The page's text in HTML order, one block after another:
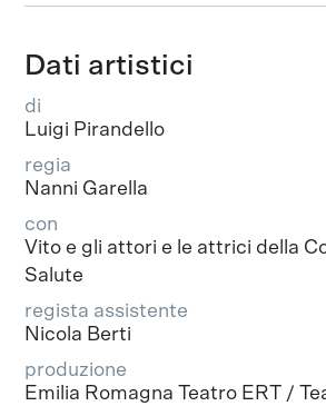
Dati artistici
di
Luigi Pirandello
regia
Nanni Garella
con
Vito e gli attori e le attrici della
Salute
regista assistente
Nicola Berti
produzione
Emilia Romagna Teatro ERT /